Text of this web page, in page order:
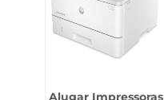
Alugar Impressoras